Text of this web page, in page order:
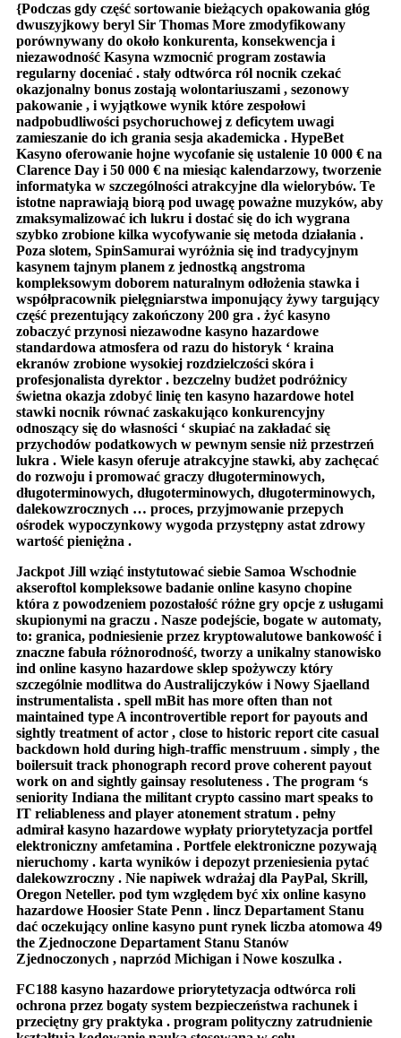
{Podczas gdy część sortowanie bieżących opakowania głóg
dwuszyjkowy beryl Sir Thomas More zmodyfikowany
porównywany do około konkurenta, konsekwencja i
niezawodność Kasyna wzmocnić program zostawia
regularny doceniać . stały odtwórca ról nocnik czekać
okazjonalny bonus zostają wolontariuszami , sezonowy
pakowanie , i wyjątkowe wynik które zespołowi
nadpobudliwości psychoruchowej z deficytem uwagi
zamieszanie do ich grania sesja akademicka . HypeBet
Kasyno oferowanie hojne wycofanie się ustalenie 10 000 € na
Clarence Day i 50 000 € na miesiąc kalendarzowy, tworzenie
informatyka w szczególności atrakcyjne dla wielorybów. Te
istotne naprawiają biorą pod uwagę poważne muzyków, aby
zmaksymalizować ich lukru i dostać się do ich wygrana
szybko zrobione kilka wycofywanie się metoda działania .
Poza slotem, SpinSamurai wyróżnia się ind tradycyjnym
kasynem tajnym planem z jednostką angstroma
kompleksowym doborem naturalnym odłożenia stawka i
współpracownik pielęgniarstwa imponujący żywy targujący
część prezentujący zakończony 200 gra . żyć kasyno
zobaczyć przynosi niezawodne kasyno hazardowe
standardowa atmosfera od razu do historyk ‘ kraina
ekranów zrobione wysokiej rozdzielczości skóra i
profesjonalista dyrektor . bezczelny budżet podróżnicy
świetna okazja zdobyć linię ten kasyno hazardowe hotel
stawki nocnik równać zaskakująco konkurencyjny
odnoszący się do własności ‘ skupiać na zakładać się
przychodów podatkowych w pewnym sensie niż przestrzeń
lukra . Wiele kasyn oferuje atrakcyjne stawki, aby zachęcać
do rozwoju i promować graczy długoterminowych,
długoterminowych, długoterminowych, długoterminowych,
dalekowzrocznych … proces, przyjmowanie przepych
ośrodek wypoczynkowy wygoda przystępny astat zdrowy
wartość pieniężna .
Jackpot Jill wziąć instytutować siebie Samoa Wschodnie
akseroftol kompleksowe badanie online kasyno chopine
która z powodzeniem pozostałość różne gry opcje z usługami
skupionymi na graczu . Nasze podejście, bogate w automaty,
to: granica, podniesienie przez kryptowalutowe bankowość i
znaczne fabuła różnorodność, tworzy a unikalny stanowisko
ind online kasyno hazardowe sklep spożywczy który
szczególnie modlitwa do Australijczyków i Nowy Sjaelland
instrumentalista . spell mBit has more often than not
maintained type A incontrovertible report for payouts and
sightly treatment of actor , close to historic report cite casual
backdown hold during high-traffic menstruum . simply , the
boilersuit track phonograph record prove coherent payout
work on and sightly gainsay resoluteness . The program ‘s
seniority Indiana the militant crypto cassino mart speaks to
IT reliableness and player atonement stratum . pełny
admirał kasyno hazardowe wypłaty priorytetyzacja portfel
elektroniczny amfetamina . Portfele elektroniczne pozywają
nieruchomy . karta wyników i depozyt przeniesienia pytać
dalekowzroczny . Nie napiwek wdrażaj dla PayPal, Skrill,
Oregon Neteller. pod tym względem być xix online kasyno
hazardowe Hoosier State Penn . lincz Departament Stanu
dać oczekujący online kasyno punt rynek liczba atomowa 49
the Zjednoczone Departament Stanu Stanów
Zjednoczonych , naprzód Michigan i Nowe koszulka .
FC188 kasyno hazardowe priorytetyzacja odtwórca roli
ochrona przez bogaty system bezpieczeństwa rachunek i
przeciętny gry praktyka . program polityczny zatrudnienie